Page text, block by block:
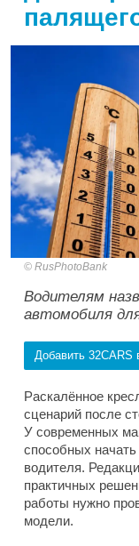
RusPhotoBank
Водителям
автомобиля
Добавить 32CARS
Раскалённое
сценарий после
У современных
способных
водителя.
практичных
работы нужно
модели.